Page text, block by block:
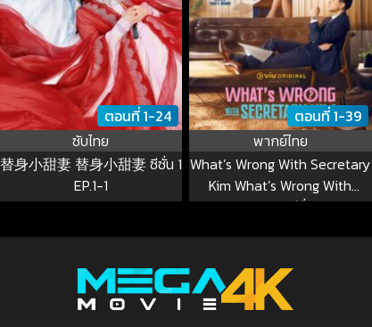
ตอนที่ 1-24
ซับไทย
替身小甜妻 替身小甜妻 ซีซั่น 1
EP.1-1
ตอนที่ 1-39
พากย์ไทย
What’s Wrong With Secretary
Kim What’s Wrong With
Secretary Kim ซีซั่น 1 EP.1-1